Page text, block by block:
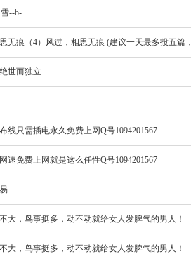
--b-
无痕（4）风过，相思无痕 (建议一天最多投五篇
世而独立
线只需插电永久免费上网Q号1094201567
速免费上网就是这么任性Q号1094201567
大，鸟事挺多，动不动就给女人发脾气的男人！
大，鸟事挺多，动不动就给女人发脾气的男人！